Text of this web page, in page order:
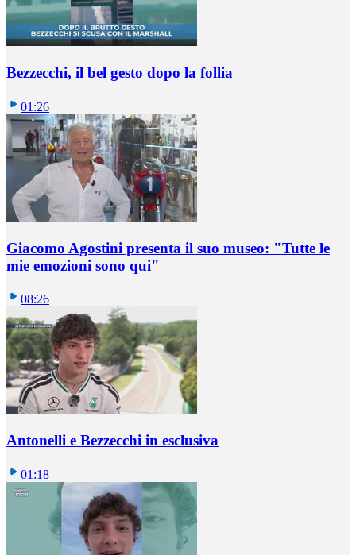
Bezzecchi, il bel gesto dopo la follia
01:26
Giacomo Agostini presenta il suo museo: "Tutte le
mie emozioni sono qui"
08:26
Antonelli e Bezzecchi in esclusiva
01:18